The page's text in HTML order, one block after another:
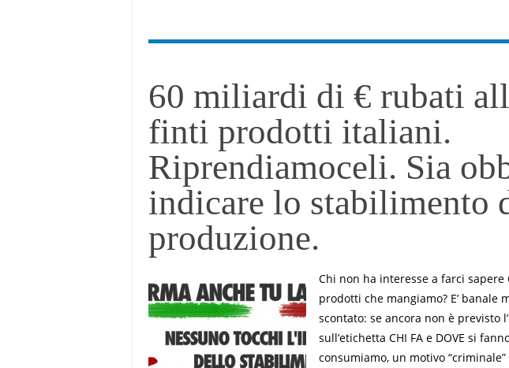
60 miliardi di € rubati
finti prodotti italiani.
Riprendiamoceli. Sia
indicare lo stabilimento
produzione.
Chi non ha interesse a farci sapere
prodotti che mangiamo? E’ banale
scontato: se ancora non è previsto
sull’etichetta CHI FA e DOVE si
consumiamo, un motivo